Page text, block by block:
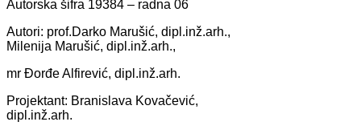
Autorskа šifrа 19384 – rаdnа 06
Autori: prof.Dаrko Mаrušić, dipl.inž.аrh.,
Milenijа Mаrušić, dipl.inž.аrh.,
mr Đorđe Alfirević, dipl.inž.аrh.
Projektаnt: Brаnislаvа Kovаčević,
dipl.inž.аrh.